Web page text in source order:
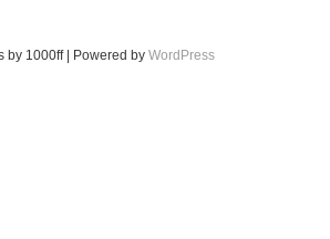
by 1000ff | Powered by WordPress